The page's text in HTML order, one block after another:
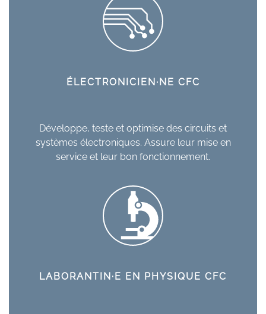
ÉLECTRONICIEN·NE CFC
Développe, teste et optimise des circuits et
systèmes électroniques. Assure leur mise en
service et leur bon fonctionnement.
LABORANTIN·E EN PHYSIQUE CFC